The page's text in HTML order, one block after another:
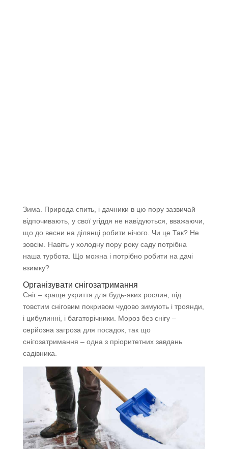
Зима. Природа спить, і дачники в цю пору зазвичай
відпочивають, у свої угіддя не навідуються, вважаючи,
що до весни на ділянці робити нічого. Чи це Так? Не
зовсім. Навіть у холодну пору року саду потрібна
наша турбота. Що можна і потрібно робити на дачі
взимку?
Організувати снігозатримання
Сніг – краще укриття для будь-яких рослин, під
товстим сніговим покривом чудово зимують і троянди,
і цибулинні, і багаторічники. Мороз без снігу –
серйозна загроза для посадок, так що
снігозатримання – одна з пріоритетних завдань
садівника.